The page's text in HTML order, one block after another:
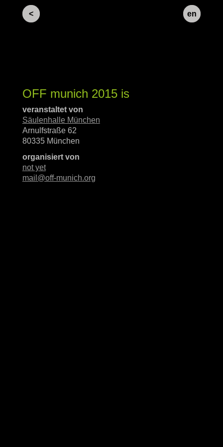
< en
OFF munich 2015 is
veranstaltet von
Säulenhalle München
Arnulfstraße 62
80335 München
organisiert von
not yet
mail@off-munich.org